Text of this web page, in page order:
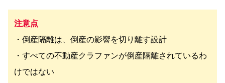
注意点
・倒産隔離は、倒産の影響を切り離す設計
・すべての不動産クラファンが倒産隔離されているわ
けではない